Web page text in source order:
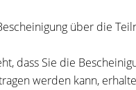
über die
dass Sie die
werden kann,